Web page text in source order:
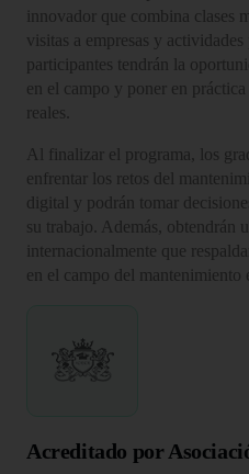
innovador que combina clases
visitas a empresas y
participantes tendrán la
en el campo y poner en
reales.
Al finalizar el programa, los
enfrentar los retos del
digital y podrán tomar
su trabajo. Además, obtendrán
internacionalmente que
en el campo del mantenimiento
Acreditado por